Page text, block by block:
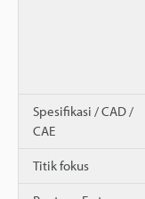
Spesifikasi / CAD /
CAE
Titik fokus